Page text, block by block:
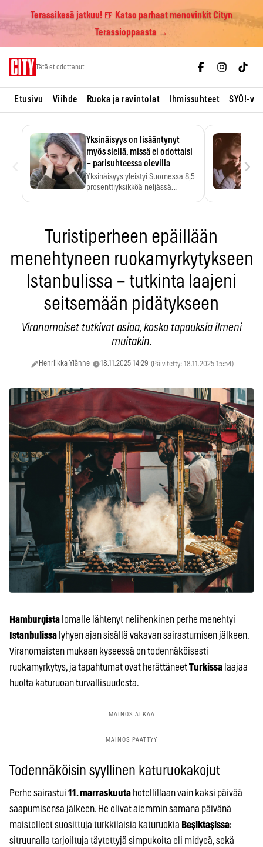
Terassikesä jatkuu! 🍺 Katso parhaat menovinkit Cityn
Terassioppaasta →
Tätä et odottanut
Etusivu Viihde Ruoka ja ravintolat Ihmissuhteet SYÖ!-
Yksinäisyys on lisääntynyt
myös siellä, missä ei odottaisi
– parisuhteessa olevilla
Yksinäisyys yleistyi Suomessa 8,5
prosenttiyksikköä neljässä
›
Turistiperheen epäillään
menehtyneen ruokamyrkytykseen
Istanbulissa – tutkinta laajeni
seitsemään pidätykseen
Viranomaiset tutkivat asiaa, koska tapauksia ilmeni
muitakin.
Henriikka Ylänne 18.11.2025 14:29 (Päivitetty: 18.11.2025 15:54)
Hamburgista lomalle lähtenyt nelihenkinen perhe menehtyi
Istanbulissa lyhyen ajan sisällä vakavan sairastumisen jälkeen.
Viranomaisten mukaan kyseessä on todennäköisesti
ruokamyrkytys, ja tapahtumat ovat herättäneetTurkissa laajaa
huolta katuruoan turvallisuudesta.
Todennäköisin syyllinen katuruokakojut
Perhe sairastui 11. marraskuuta hotellillaan vain kaksi päivää
saapumisensa jälkeen. He olivat aiemmin samana päivänä
maistelleet suosittuja turkkilaisia katuruokia Beşiktaşissa:
sitruunalla tarjoiltuja täytettyjä simpukoita eli midyeä, sekä